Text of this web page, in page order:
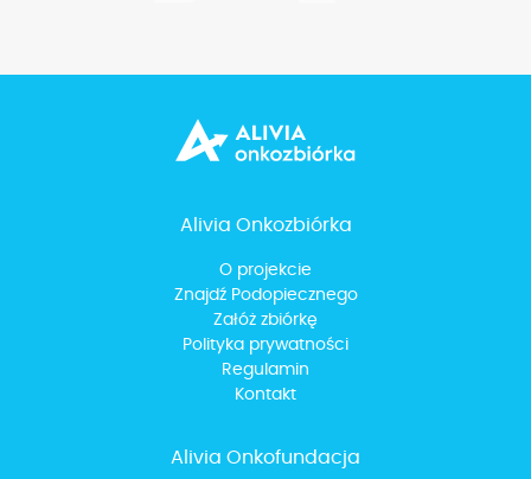
Alivia Onkozbiórka
O projekcie
Znajdź Podopiecznego
Załóż zbiórkę
Polityka prywatności
Regulamin
Kontakt
Alivia Onkofundacja